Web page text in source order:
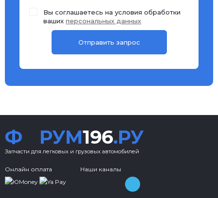
Вы соглашаетесь на условия обработки
ваших персональных данных
Ф РУМ196.РУ
Запчасти для легковых и грузовых автомобилей
Онлайн оплата Наши каналы